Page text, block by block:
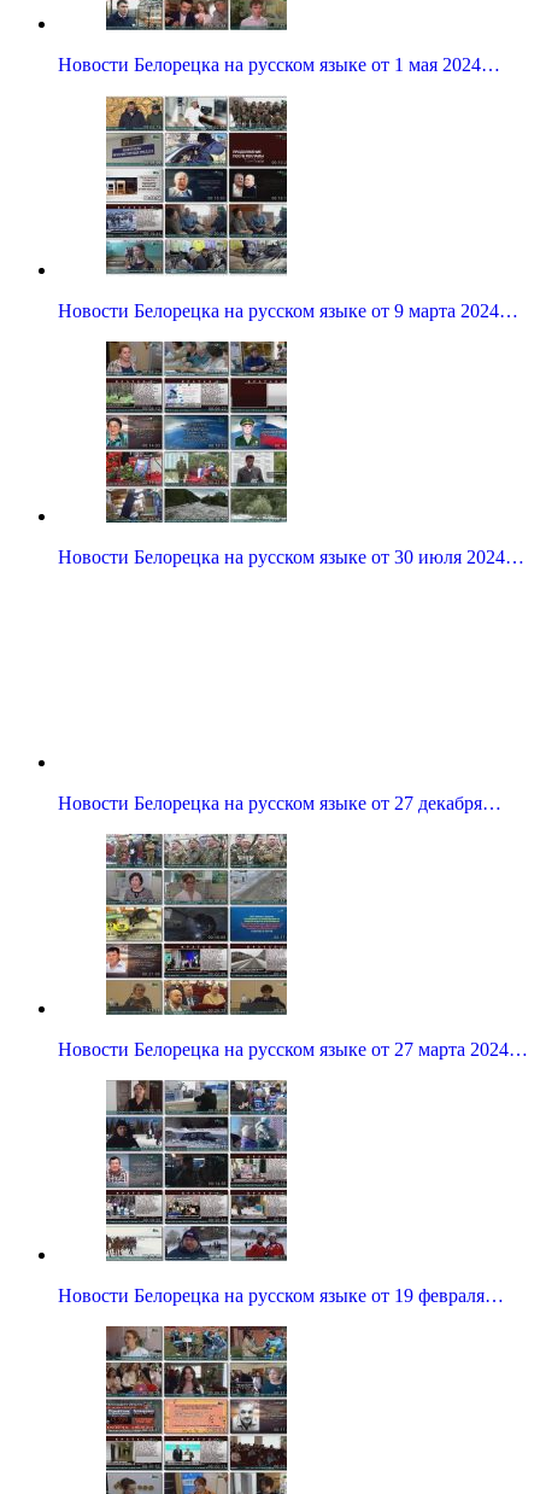
Новости Белорецка на русском языке от 1 мая 2024…
Новости Белорецка на русском языке от 9 марта 2024…
Новости Белорецка на русском языке от 30 июля 2024…
Новости Белорецка на русском языке от 27 декабря…
Новости Белорецка на русском языке от 27 марта 2024…
Новости Белорецка на русском языке от 19 февраля…